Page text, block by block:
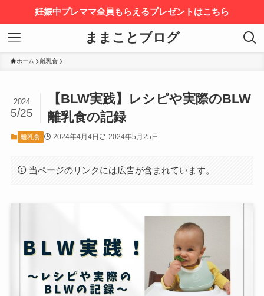
妊娠中プレママ全員もらえるプレゼントはこちら
ままことブログ
ホーム 離乳食
【BLW実践】レシピや実際のBLW
離乳食の記録
2024
5/25
離乳食 2024年4月4日 2024年5月25日
当ページのリンクには広告が含まれています。